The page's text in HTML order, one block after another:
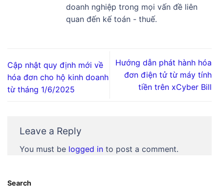
doanh nghiệp trong mọi vấn đề liên
quan đến kế toán - thuế.
Cập nhật quy định mới về
hóa đơn cho hộ kinh doanh
từ tháng 1/6/2025
Hướng dẫn phát hành hóa
đơn điện tử từ máy tính
tiền trên xCyber Bill
Leave a Reply
You must be logged in to post a comment.
Search